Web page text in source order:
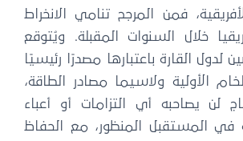
فمن المرجح تنامي الانخراط
خلال السنوات المقبلة. ويُتوقع
لدول القارة باعتبارها مصدرًا رئيسيًا
الأولية ولاسيما مصادر الطاقة،
لن يصاحبه أي التزامات أو أعباء
في المستقبل المنظور، مع الحفاظ